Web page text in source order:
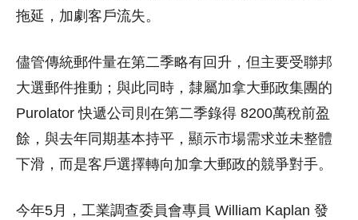
拖延，加劇客戶流失。
儘管傳統郵件量在第二季略有回升，但主要受聯邦
大選郵件推動；與此同時，隸屬加拿大郵政集團的
Purolator 快遞公司則在第二季錄得 8200萬稅前盈
餘，與去年同期基本持平，顯示市場需求並未整體
下滑，而是客戶選擇轉向加拿大郵政的競爭對手。
今年5月，工業調查委員會專員 William Kaplan 發